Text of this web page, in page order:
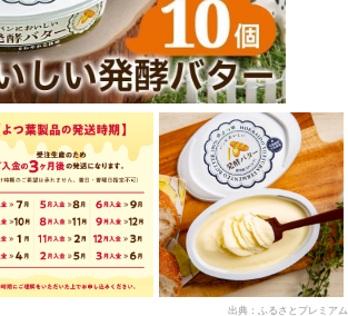
出典：ふるさとプレミアム